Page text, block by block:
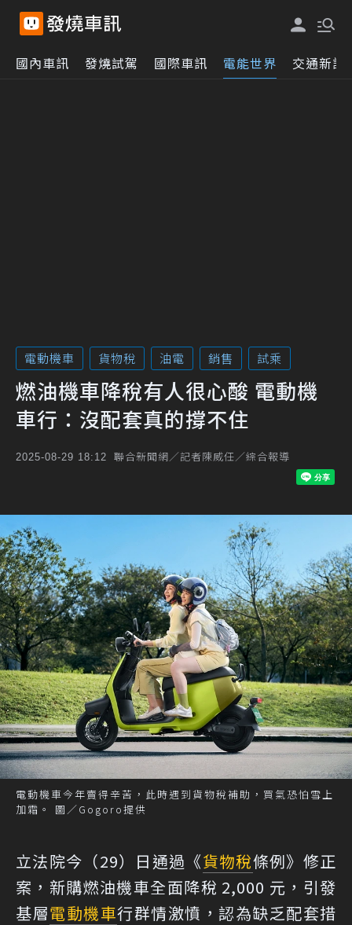
國內車訊 發燒試駕 國際車訊 電能世界 交通新訊
電動機車 貨物稅 油電 銷售 試乘
燃油機車降稅有人很心酸 電動機
車行：沒配套真的撐不住
2025-08-29 18:12 聯合新聞網／記者陳威任／綜合報導
電動機車今年賣得辛苦，此時遇到貨物稅補助，買氣恐怕雪上
加霜。 圖／Gogoro提供
立法院今（29）日通過《貨物稅條例》修正
案，新購燃油機車全面降稅 2,000 元，引發
基層電動機車行群情激憤，認為缺乏配套措